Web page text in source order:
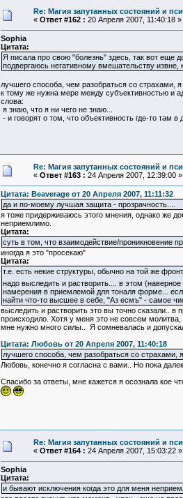
Re: Магия запутанных состояний и
« Ответ #162 : 20 Апреля 2007, 11:40:18 »
Sophia
Цитата:
Я писала про свою "болезнь" здесь, так вот еще
подвергаюсь негативному вмешательству извне,
лучшего способа, чем разобраться со страхами,
к тому же нужна мере между субъективностью и
слова:
я знаю, что я ни чего не знаю...
- и говорят о том, что объективность где-то там в
Re: Магия запутанных состояний и
« Ответ #163 : 24 Апреля 2007, 12:39:00 »
Цитата: Beaverage от 20 Апреля 2007, 11:11:32
да и по-моему лучшая защита - прозрачность....
я тоже придерживаюсь этого мнения, однако же
неприемлимо.
Цитата:
суть в том, что взаимодействие/проникновение
иногда я это "просекаю"
Цитата:
т.е. есть некие структуры, обычно на той же
надо выследить и растворить.... в этом
намерения в приемлемой для тоналя форме...
найти что-то высшее в себе, "Аз есмъ" - самое
выследить и растворить это вы точно сказали..
происходило. Хотя у меня это не совсем
мне нужно много силы.. Я сомневалась и
Цитата: Любовь от 20 Апреля 2007, 11:40:18
лучшего способа, чем разобраться со страхами,
Любовь, конечно я согласна с вами.. Но пока
Спасибо за ответы, мне кажется я осознала кое
Re: Магия запутанных состояний и
« Ответ #164 : 24 Апреля 2007, 15:03:22 »
Sophia
Цитата:
и бывают исключения когда это для меня